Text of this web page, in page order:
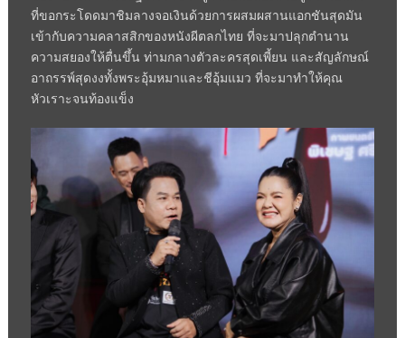
ที่ขอกระโดดมาชิมลางจอเงินด้วยการผสมผสานแอกชันสุดมัน
เข้ากับความคลาสสิกของหนังผีตลกไทย ที่จะมาปลุกตำนาน
ความสยองให้ตื่นขึ้น ท่ามกลางตัวละครสุดเพี้ยน และสัญลักษณ์
อาถรรพ์สุดงงทั้งพระอุ้มหมาและชีอุ้มแมว ที่จะมาทำให้คุณ
หัวเราะจนท้องแข็ง